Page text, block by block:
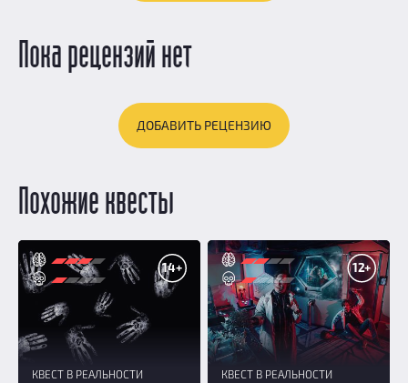
Пока рецензий нет
ДОБАВИТЬ РЕЦЕНЗИЮ
Похожие квесты
14+
КВЕСТ В РЕАЛЬНОСТИ
12+
КВЕСТ В РЕАЛЬНОСТИ